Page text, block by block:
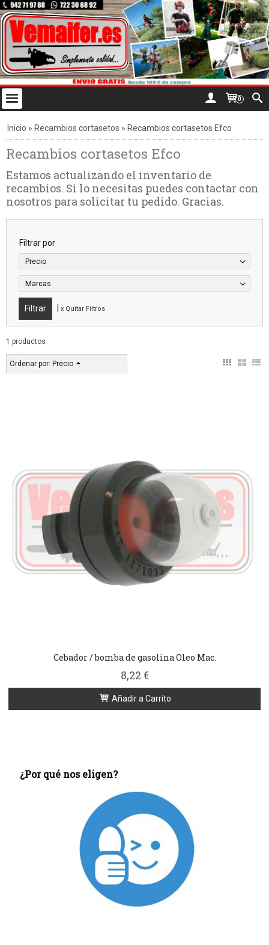
0
¿Por qué nos eligen?
Inicio » Recambios cortasetos » Recambios cortasetos Efco
Recambios cortasetos Efco
Estamos actualizando el inventario de
recambios. Si lo necesitas puedes contactar con
nosotros para solicitar tu pedido. Gracias.
Filtrar por
Precio
Marcas
x Quitar Filtros
1 productos
Ordenar por: Precio
Cebador / bomba de gasolina Oleo Mac.
8,22 €
Añadir a Carrito